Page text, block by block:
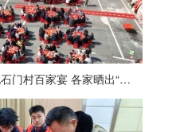
新春走基层丨图说石门村百家宴 各家晒出“拿手菜”